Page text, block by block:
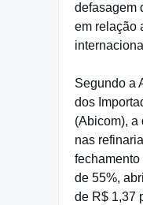
defasagem
em relação
Segundo a
dos
(Abicom), a
nas
fechamento
de 55%,
de R$ 1,37